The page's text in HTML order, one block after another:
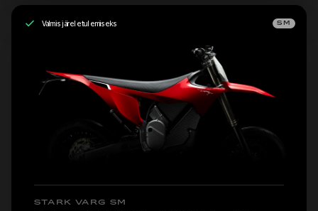
Valmis järeletulemiseks SM
STARK VARG SM